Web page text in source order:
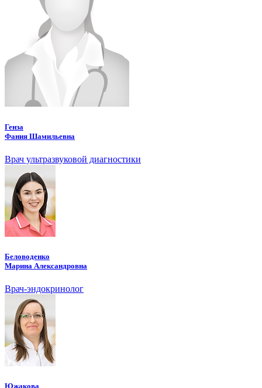
Генза
Фания Шамильевна
Врач ультразвуковой диагностики
Беловоденко
Марина Александровна
Врач-эндокринолог
Южакова